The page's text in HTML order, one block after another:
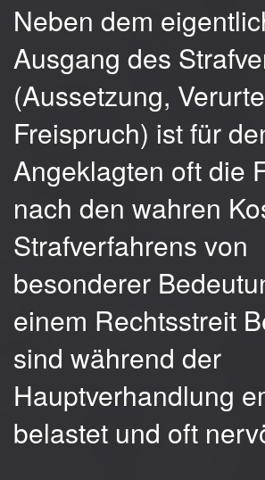
Neben dem
Ausgang des
(Aussetzung,
Freispruch) ist für
Angeklagten oft die
nach den wahren
Strafverfahrens von
besonderer
einem Rechtsstreit
sind während der
Hauptverhandlung
belastet und oft